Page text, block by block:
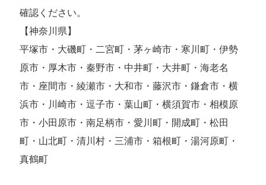
確認ください。
【神奈川県】
平塚市・大磯町・二宮町・茅ヶ崎市・寒川町・伊勢
原市・厚木市・秦野市・中井町・大井町・海老名
市・座間市・綾瀬市・大和市・藤沢市・鎌倉市・横
浜市・川崎市・逗子市・葉山町・横須賀市・相模原
市・小田原市・南足柄市・愛川町・開成町・松田
町・山北町・清川村・三浦市・箱根町・湯河原町・
真鶴町